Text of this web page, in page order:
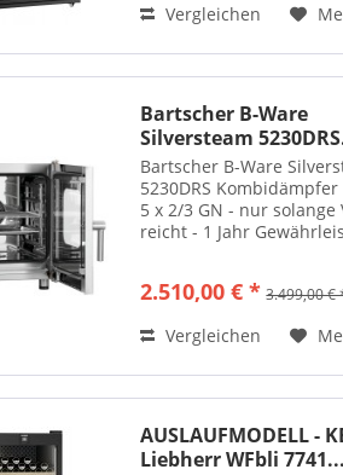
Vergleichen
Bartscher B-Ware
Silversteam
Bartscher B-Ware
5230DRS
5 x 2/3 GN - nur solange
reicht - 1 Jahr
2.510,00 € * 3.499,00 €
Vergleichen
AUSLAUFMODELL -
Liebherr WFbli 7741...